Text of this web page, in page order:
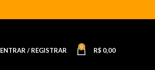
ENTRAR / REGISTRAR 0 R$ 0,00